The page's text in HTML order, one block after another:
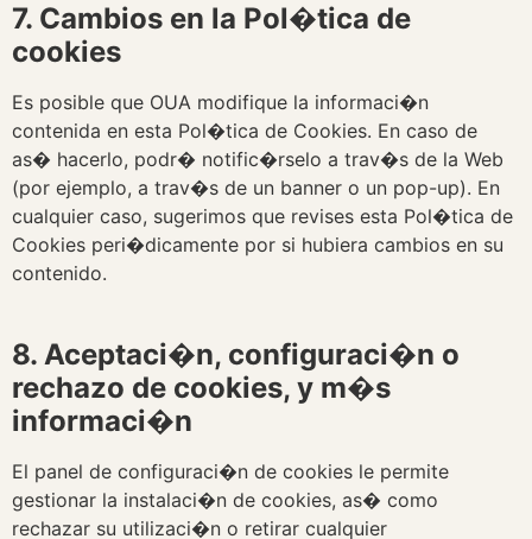
7. Cambios en la Pol�tica de
cookies
Es posible que OUA modifique la informaci�n
contenida en esta Pol�tica de Cookies. En caso de
as� hacerlo, podr� notific�rselo a trav�s de la Web
(por ejemplo, a trav�s de un banner o un pop-up). En
cualquier caso, sugerimos que revises esta Pol�tica de
Cookies peri�dicamente por si hubiera cambios en su
contenido.
8. Aceptaci�n, configuraci�n o
rechazo de cookies, y m�s
informaci�n
El panel de configuraci�n de cookies le permite
gestionar la instalaci�n de cookies, as� como
rechazar su utilizaci�n o retirar cualquier